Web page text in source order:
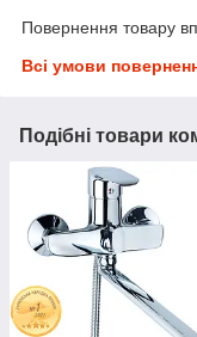
Повернення товару
Всі умови
Подібні товари